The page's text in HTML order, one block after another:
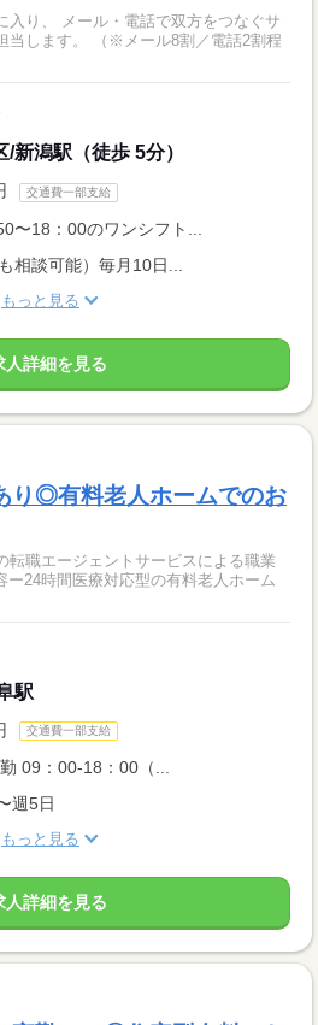
入り、 メール・電話で双方をつなぐサ
当します。 （※メール8割／電話2割程
新潟駅（徒歩 5分）
交通費一部支給
〜18：00のワンシフト...
相談可能）毎月10日...
もっと見る
人詳細を見る
り◎有料老人ホームでのお
職エージェントサービスによる職業
24時間医療対応型の有料老人ホーム
駅
交通費一部支給
09：00-18：00（...
週5日
もっと見る
人詳細を見る